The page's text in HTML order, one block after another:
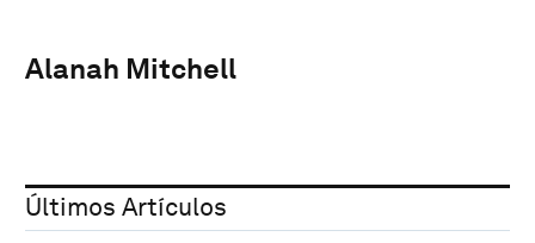
Alanah Mitchell
Últimos Artículos